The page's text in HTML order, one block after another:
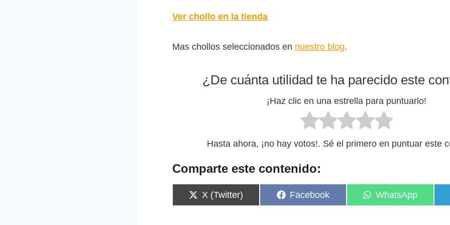
Ver chollo en la tienda
Mas chollos seleccionados en nuestro blog.
¿De cuánta utilidad te ha parecido este
¡Haz clic en una estrella para puntuarlo!
Hasta ahora, ¡no hay votos!. Sé el primero en puntuar este
Comparte este contenido:
C
o
X (Twitter)
C
o
Facebook
C
o
WhatsApp